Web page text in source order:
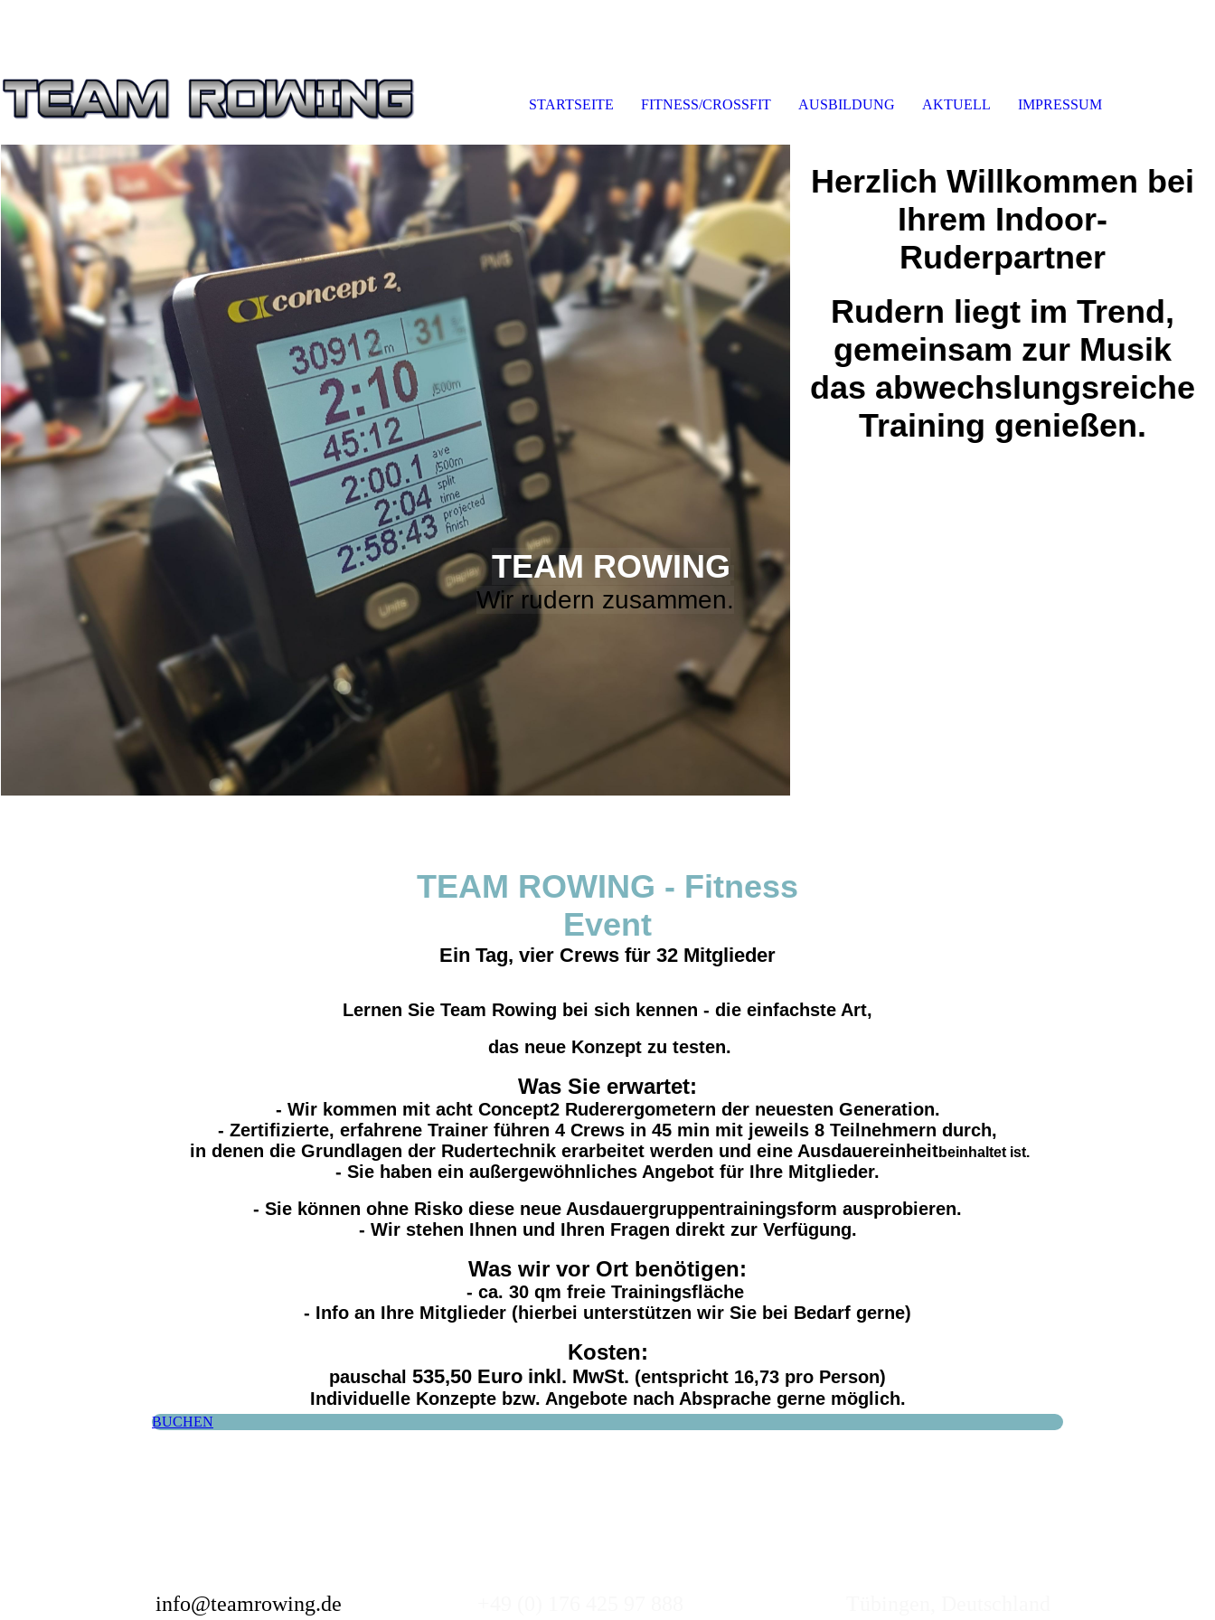
STARTSEITE FITNESS/CROSSFIT AUSBILDUNG AKTUELL IMPRESSUM
TEAM ROWING
Wir rudern zusammen.
Herzlich Willkommen bei
Ihrem Indoor-
Ruderpartner
Rudern liegt im Trend,
gemeinsam zur Musik
das abwechslungsreiche
Training genießen.
TEAM ROWING - Fitness
Event
Ein Tag, vier Crews für 32 Mitglieder
Lernen Sie Team Rowing bei sich kennen - die einfachste Art,
das neue Konzept zu testen.
Was Sie erwartet:
- Wir kommen mit acht Concept2 Ruderergometern der neuesten Generation.
- Zertifizierte, erfahrene Trainer führen 4 Crews in 45 min mit jeweils 8 Teilnehmern durch,
in denen die Grundlagen der Rudertechnik erarbeitet werden und eine Ausdauereinheitbeinhaltet ist.
- Sie haben ein außergewöhnliches Angebot für Ihre Mitglieder.
- Sie können ohne Risko diese neue Ausdauergruppentrainingsform ausprobieren.
- Wir stehen Ihnen und Ihren Fragen direkt zur Verfügung.
Was wir vor Ort benötigen:
- ca. 30 qm freie Trainingsfläche
- Info an Ihre Mitglieder (hierbei unterstützen wir Sie bei Bedarf gerne)
Kosten:
pauschal 535,50 Euro inkl. MwSt. (entspricht 16,73 pro Person)
Individuelle Konzepte bzw. Angebote nach Absprache gerne möglich.
BUCHEN
info@teamrowing.de